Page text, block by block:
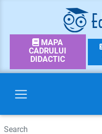
MAPA
CADRULUI
DIDACTIC